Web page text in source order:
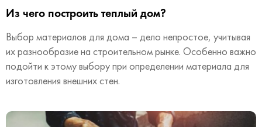
Из чего построить теплый дом?
Выбор материалов для дома – дело непростое, учитывая
их разнообразие на строительном рынке. Особенно важно
подойти к этому выбору при определении материала для
изготовления внешних стен.